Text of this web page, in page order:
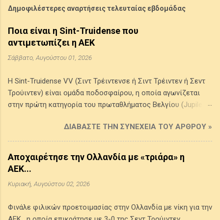
Δημοφιλέστερες αναρτήσεις τελευταίας εβδομάδας
Ποια είναι η Sint-Truidense που
αντιμετωπίζει η ΑΕΚ
Σάββατο, Αυγούστου 01, 2026
Η Sint-Truidense VV (Σιντ Τρέιντενσε ή Σιντ Τρέιντεν ή Σεντ
Τρούιντεν) είναι ομάδα ποδοσφαίρου, η οποία αγωνίζεται
στην πρώτη κατηγορία του πρωταθλήματος Βελγίου (Jupiler
επαρχία της Λιμβουργίας του Βελγίου, ιδρύθηκε το 1924 από
την ένωση δύο τοπικών συλλόγων της πόλης και τα χρώματά
της είναι το κίτρινο και το μπλε. Έχει κατακτήσει ένα League
Cup Βελγίου (1998-1999) και τέσσερα πρωταθλήμα Β' Εθνικής
δύο φορές (1970-1971, 2002-2003) στον τελικό του
περασμένη αγωνιστική περίοδο (2025-2026) έδωσε 42
ΔΙΑΒΆΣΤΕ ΤΗΝ ΣΥΝΈΧΕΙΑ ΤΟΥ ΆΡΘΡΟΥ »
Αποχαιρέτησε την Ολλανδία με «τριάρα» η
ΑΕΚ...
Κυριακή, Αυγούστου 02, 2026
Φινάλε φιλικών προετοιμασίας στην Ολλανδία με νίκη για την